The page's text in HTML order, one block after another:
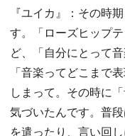
『ユイカ』：その時
す。「ローズヒップ
ど、「自分にとって
「音楽ってどこまで
しまって。その時に
気づいたんです。普
を遣ったり、言い回